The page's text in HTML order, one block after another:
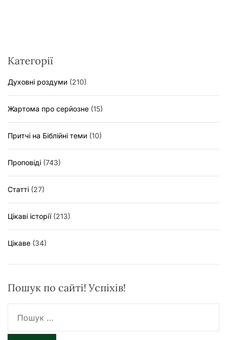
Категорії
Духовні роздуми (210)
Жартома про серйозне (15)
Притчі на Біблійні теми (10)
Проповіді (743)
Статті (27)
Цікаві історії(213)
Цікаве (34)
Пошук по сайті! Успіхів!
ш